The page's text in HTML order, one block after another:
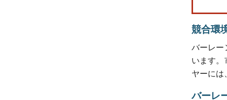
競合環
バーレー
います。
ヤーには
バーレ